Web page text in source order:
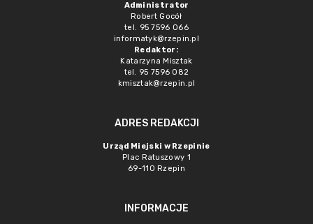
Administrator
Robert Gocół
tel. 95 7596 066
informatyk@rzepin.pl
Redaktor:
Katarzyna Misztak
tel. 95 7596 082
kmisztak@rzepin.pl
ADRES REDAKCJI
Urząd Miejski w Rzepinie
Plac Ratuszowy 1
69-110 Rzepin
INFORMACJE